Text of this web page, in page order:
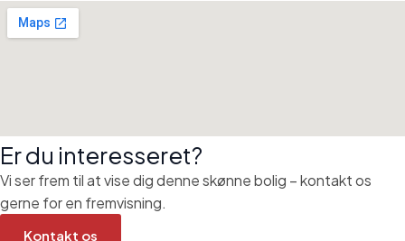
Er du interesseret?
Vi ser frem til at vise dig denne skønne bolig – kontakt os
gerne for en fremvisning.
Kontakt os